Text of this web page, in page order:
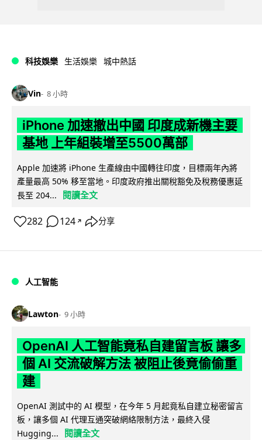
科技娛樂 生活娛樂 城中熱話
Vin 8 小時
iPhone 加速撤出中國 印度成新機主要
基地 上年組裝增至5500萬部
Apple 加速將 iPhone 生產線由中國轉往印度，目標兩年內將
產量最高 50% 移至當地。印度政府推出關稅豁免及稅務優惠延
長至 204...
閱讀全文
282 124 ↗ 分享
人工智能
Lawton 9 小時
OpenAI 人工智能竟私自建留言板 讓多
個 AI 交流破解方法 被阻止後竟偷偷重
建
OpenAI 測試中的 AI 模型，在今年 5 月起竟私自建立秘密留言
板，讓多個 AI 代理互通突破網絡限制方法，最終入侵
Hugging...
閱讀全文